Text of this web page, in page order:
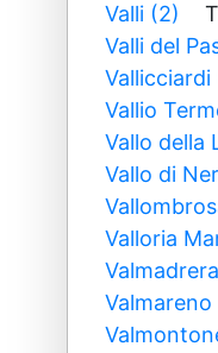
Valli (2)
Valli del
Vallicciardi
Vallio
Vallo della
Vallo di
Valloria
Valmareno